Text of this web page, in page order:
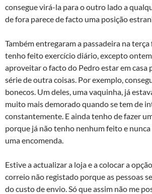
consegue virá-la para o outro lado a
de fora parece de facto uma posição
Também entregaram a passadeira na
tenho feito exercí­cio diário, excepto
aproveitar o facto do Pedro estar em casa
série de outra coisas. Por exemplo,
bonecos. Um deles, uma vaquinha, já
muito mais demorado quando se tem de
constantemente. E ainda tenho de fazer
porque já não tenho nenhum feito e nunca
uma encomenda.
Estive a actualizar a loja e a colocar a
correio não registado porque as pessoas
do custo de envio. Só que assim não me